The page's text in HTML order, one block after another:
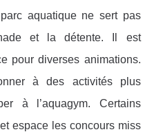
aquatique ne sert pas
et la détente. Il est
pour diverses animations.
à des activités plus
à l’aquagym. Certains
espace les concours miss